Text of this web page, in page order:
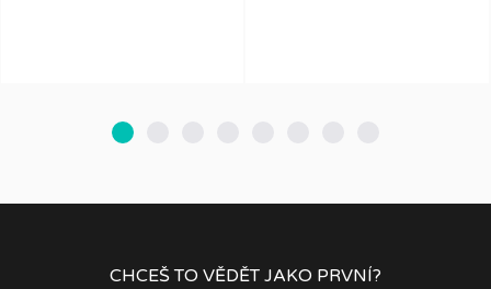
CHCEŠ TO VĚDĚT JAKO PRVNÍ?